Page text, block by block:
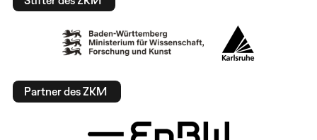
Partner des ZKM